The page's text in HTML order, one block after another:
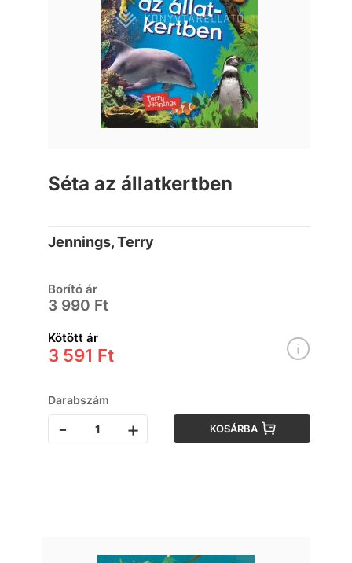
Séta az állatkertben
Jennings, Terry
Borító ár
3 990 Ft
Kötött ár
3 591 Ft
Darabszám
- + KOSÁRBA